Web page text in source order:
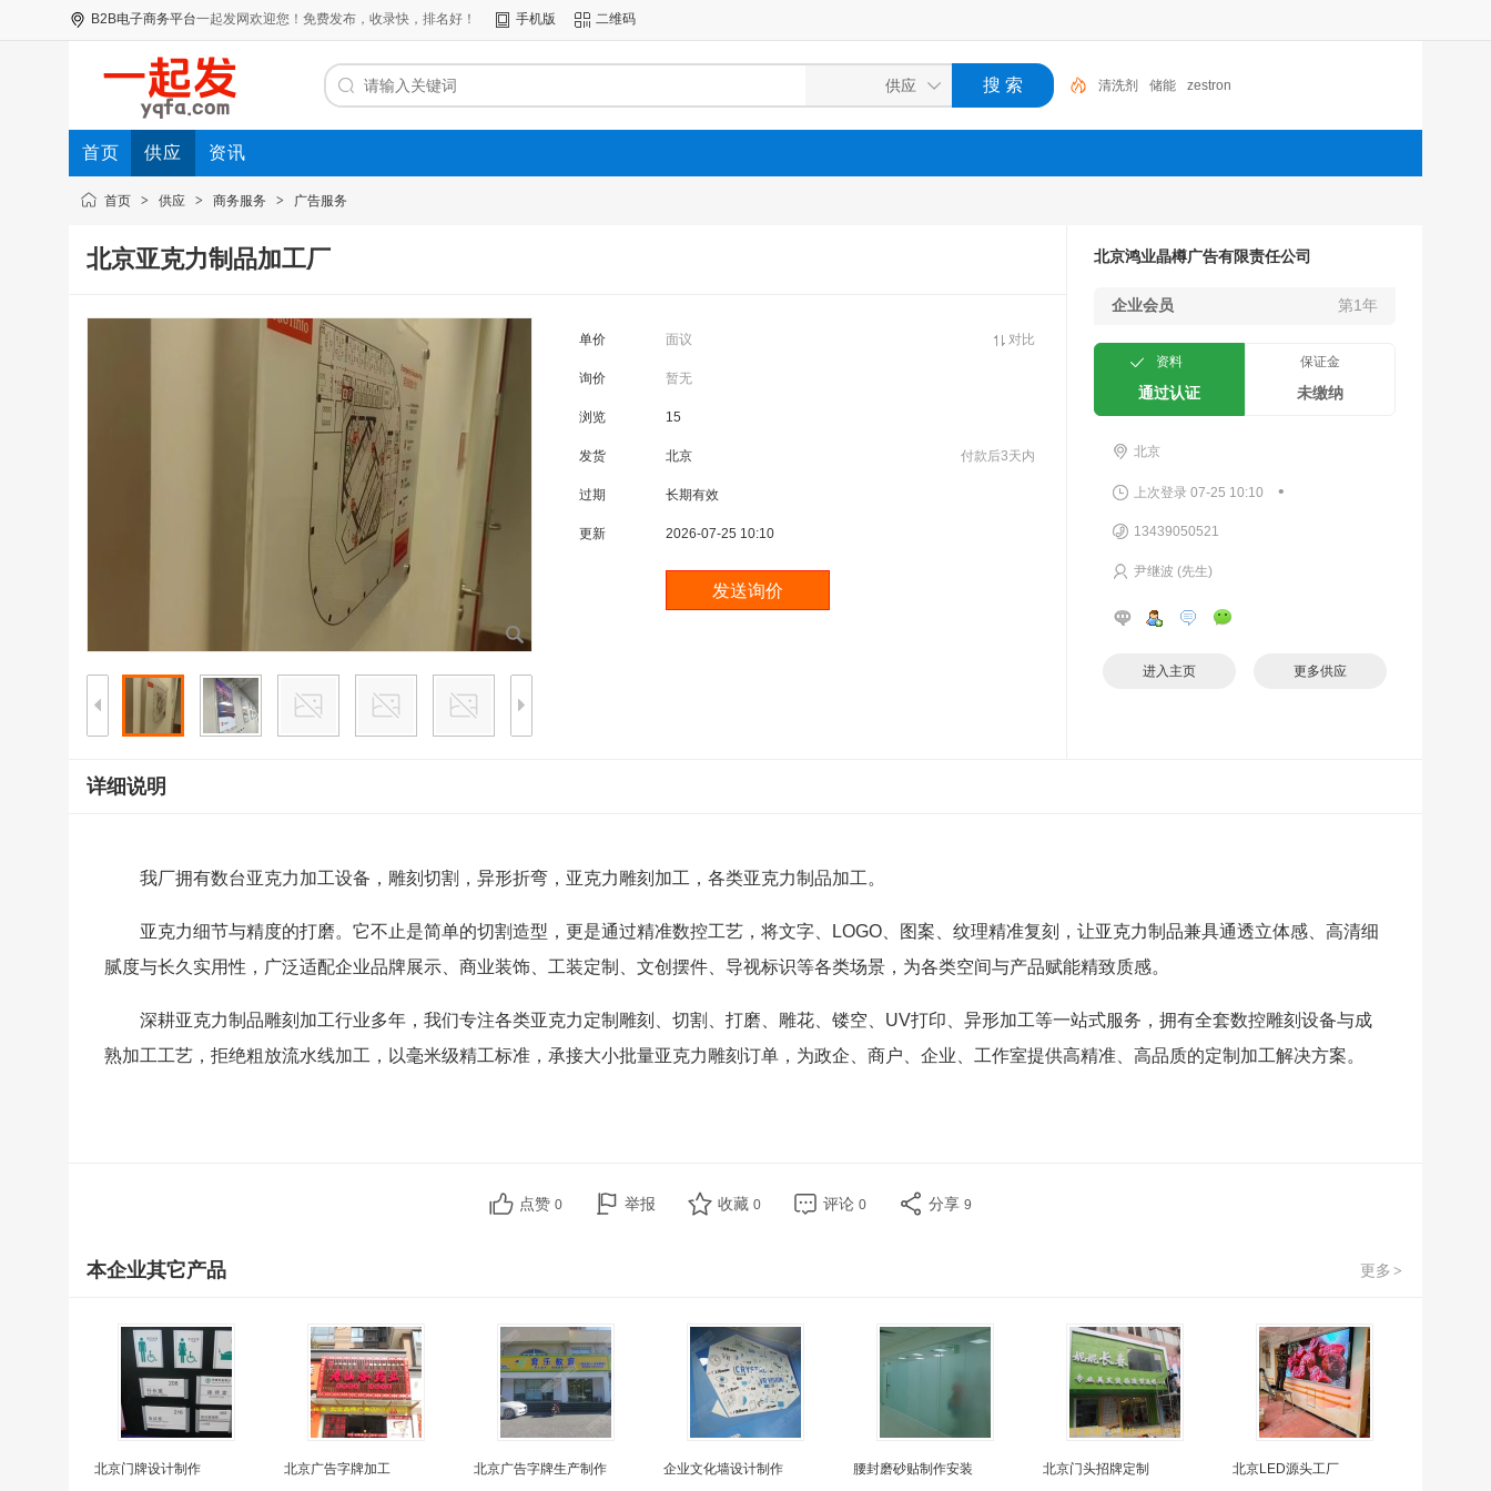
B2B电子商务平台一起发网欢迎您！免费发布，收录快，排名好！ 手机版 二维码
清洗剂 储能 zestron
首页 供应 资讯
首页 > 供应 > 商务服务 > 广告服务
北京亚克力制品加工厂
单价 面议 对比
询价 暂无
浏览 15
发货 北京 付款后3天内
过期 长期有效
更新 2026-07-25 10:10
北京鸿业晶樽广告有限责任公司
企业会员 第1年
资料
通过认证
保证金
未缴纳
北京
上次登录 07-25 10:10 •
13439050521
尹继波 (先生)
进入主页 更多供应
详细说明
我厂拥有数台亚克力加工设备，雕刻切割，异形折弯，亚克力雕刻加工，各类亚克力制品加工。
亚克力细节与精度的打磨。它不止是简单的切割造型，更是通过精准数控工艺，将文字、LOGO、图案、纹理精准复刻，让亚克力制品兼具通透立体感、高清细
腻度与长久实用性，广泛适配企业品牌展示、商业装饰、工装定制、文创摆件、导视标识等各类场景，为各类空间与产品赋能精致质感。
深耕亚克力制品雕刻加工行业多年，我们专注各类亚克力定制雕刻、切割、打磨、雕花、镂空、UV打印、异形加工等一站式服务，拥有全套数控雕刻设备与成
熟加工工艺，拒绝粗放流水线加工，以毫米级精工标准，承接大小批量亚克力雕刻订单，为政企、商户、企业、工作室提供高精准、高品质的定制加工解决方案。
点赞 0 举报 收藏 0 评论 0 分享 9
更多 >
本企业其它产品
北京门牌设计制作 北京广告字牌加工 北京广告字牌生产制作 企业文化墙设计制作 腰封磨砂贴制作安装 北京门头招牌定制 北京LED源头工厂